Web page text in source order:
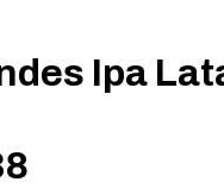
Ipa